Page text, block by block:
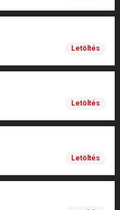
Letöltés
Letöltés
Letöltés